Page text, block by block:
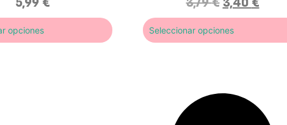
opciones Seleccionar opciones